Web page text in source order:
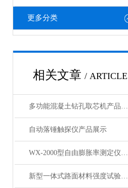
更多分类
相关文章 / ARTICLE
多功能混凝土钻孔取芯机产品展示
自动落锤触探仪产品展示
WX-2000型自由膨胀率测定仪产品展示
新型一体式路面材料强度试验机产品展示